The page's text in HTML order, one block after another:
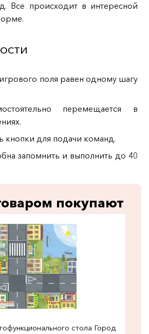
Все происходит в интересной
поля равен одному шагу
перемещается в
кнопки для подачи команд.
запомнить и выполнить до 40
покупают
стола Город